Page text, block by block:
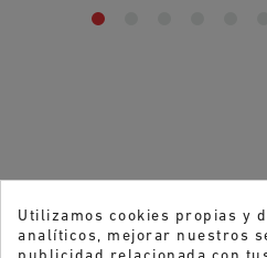
Utilizamos cookies propias y
analíticos, mejorar nuestros